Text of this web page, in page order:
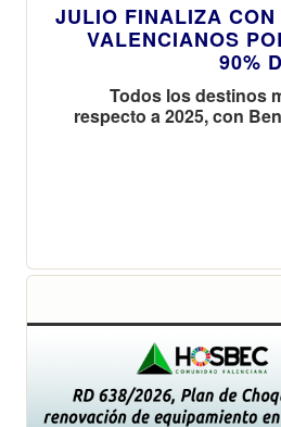
JULIO FINALIZA
VALENCIANOS
90%
Todos los destinos
respecto a 2025, con